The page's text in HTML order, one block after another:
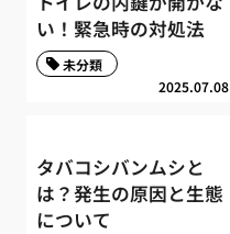
い！緊急時の対処法
2025.07.08
未分類
タバコシバンムシと
は？発生の原因と生態
について